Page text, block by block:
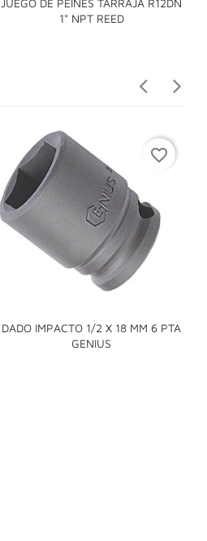
1" NPT REED

DADO IMPACTO 1/2 X 18 MM 6 PTA
GENIUS

favorite_border